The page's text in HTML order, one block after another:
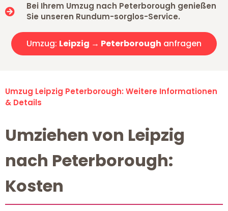
Bei Ihrem Umzug nach Peterborough genießen
Sie unseren Rundum-sorglos-Service.
Umzug: Leipzig → Peterborough anfragen
Umzug Leipzig Peterborough: Weitere Informationen
& Details
Umziehen von Leipzig
nach Peterborough:
Kosten